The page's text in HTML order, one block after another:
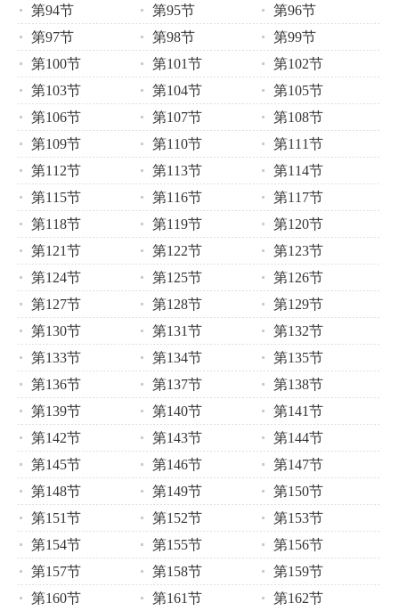
第94节
第95节
第96节
第97节
第98节
第99节
第100节
第101节
第102节
第103节
第104节
第105节
第106节
第107节
第108节
第109节
第110节
第111节
第112节
第113节
第114节
第115节
第116节
第117节
第118节
第119节
第120节
第121节
第122节
第123节
第124节
第125节
第126节
第127节
第128节
第129节
第130节
第131节
第132节
第133节
第134节
第135节
第136节
第137节
第138节
第139节
第140节
第141节
第142节
第143节
第144节
第145节
第146节
第147节
第148节
第149节
第150节
第151节
第152节
第153节
第154节
第155节
第156节
第157节
第158节
第159节
第160节
第161节 第162节